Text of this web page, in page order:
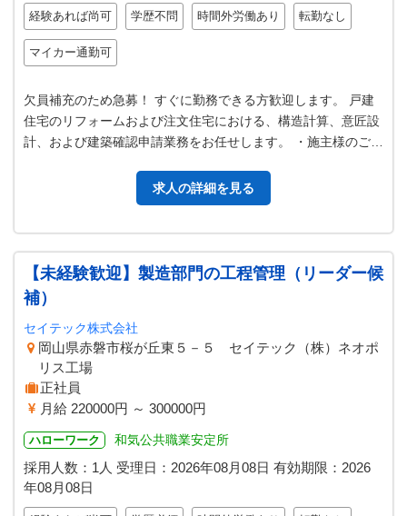
経験あれば尚可 学歴不問 時間外労働あり 転勤なし
マイカー通勤可
欠員補充のため急募！ すぐに勤務できる方歓迎します。 戸建
住宅のリフォームおよび注文住宅における、構造計算、意匠設
計、および建築確認申請業務をお任せします。 ・施主様のご要
求人の詳細を見る
【未経験歓迎】製造部門の工程管理（リーダー候
補）
セイテック株式会社
岡山県赤磐市桜が丘東５－５ セイテック（株）ネオポ
リス工場
正社員
月給 220000円 ～ 300000円
ハローワーク 和気公共職業安定所
採用人数：1人 受理日： 2026年08月08日 有効期限： 2026
年08月08日